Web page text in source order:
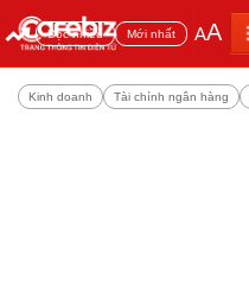
Đọc nhiều Mới nhất AA
Kinh doanh Tài chính ngân hàng